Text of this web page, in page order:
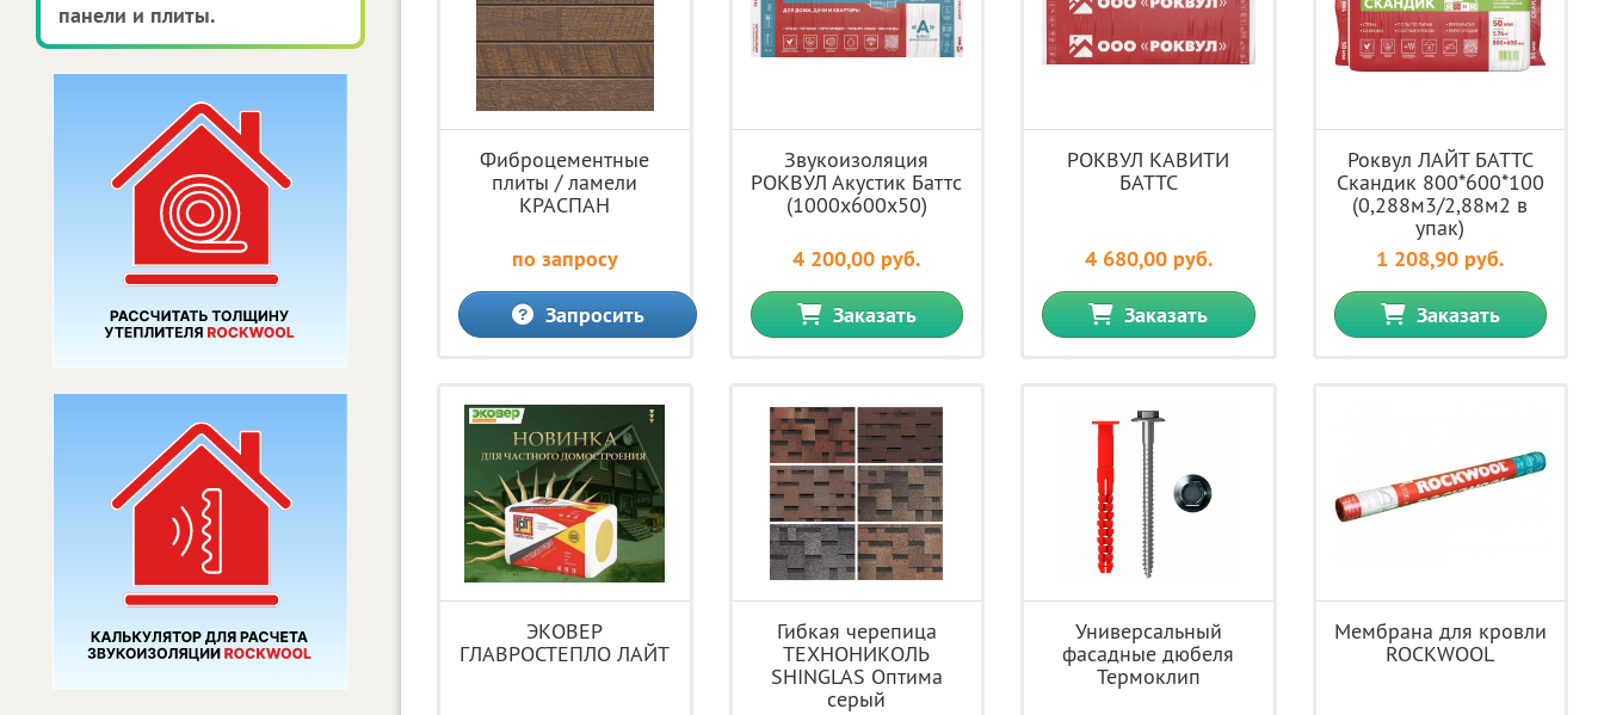
панели и плиты.
Фиброцементные
плиты / ламели
КРАСПАН
по запросу
Запросить
Звукоизоляция
РОКВУЛ Акустик Баттс
(1000х600х50)
4 200,00 руб.
Заказать
РОКВУЛ КАВИТИ
БАТТС
4 680,00 руб.
Заказать
Роквул ЛАЙТ БАТТС
Скандик 800*600*100
(0,288м3/2,88м2 в
упак)
1 208,90 руб.
Заказать
ЭКОВЕР
ГЛАВРОСТЕПЛО ЛАЙТ
Гибкая черепица
ТЕХНОНИКОЛЬ
SHINGLAS Оптима
серый
Универсальный
фасадные дюбеля
Термоклип
Мембрана для кровли
ROCKWOOL